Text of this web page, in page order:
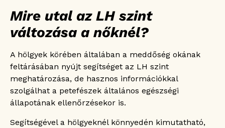
Mire utal az LH szint
változása a nőknél?
A hölgyek körében általában a meddőség okának
feltárásában nyújt segítséget az LH szint
meghatározása, de hasznos információkkal
szolgálhat a petefészek általános egészségi
állapotának ellenőrzésekor is.
Segítségével a hölgyeknél könnyedén kimutatható,